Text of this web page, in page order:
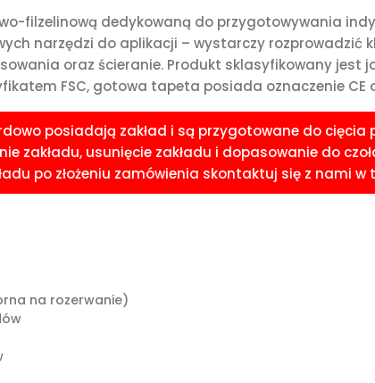
filzelinową dedykowaną do przygotowywania
narzędzi do aplikacji – wystarczy rozprowadzić
oraz ścieranie. Produkt sklasyfikowany jest
FSC, gotowa tapeta posiada oznaczenie CE
posiadają zakład i są przygotowane do cięcia
zakładu, usunięcie zakładu i dopasowanie do
po złożeniu zamówienia skontaktuj się z nami w
na rozerwanie)